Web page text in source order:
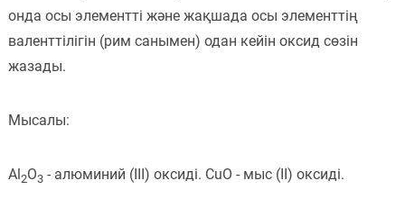
онда осы элементті және жақшада осы элементтің
валенттілігін (рим санымен) одан кейін оксид сөзін
жазады.
Мысалы:
Al2O3- алюминий (III) оксиді. CuO - мыс (II) оксиді.